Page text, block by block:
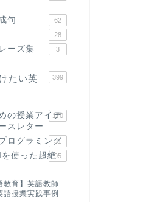
句 62
28
ーズ集 3
たい英
399
の授業アイデ
スレター
170
ログラミング
31
使った超絶95
教育】英語教師
語授業実践事例